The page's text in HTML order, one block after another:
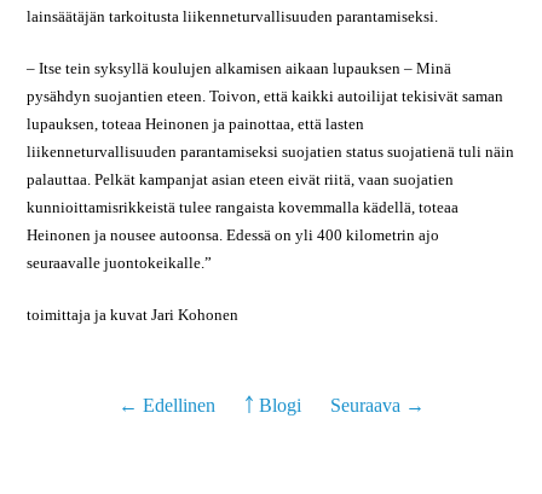
lainsäätäjän tarkoitusta liikenneturvallisuuden parantamiseksi.
– Itse tein syksyllä koulujen alkamisen aikaan lupauksen – Minä
pysähdyn suojantien eteen. Toivon, että kaikki autoilijat tekisivät saman
lupauksen, toteaa Heinonen ja painottaa, että lasten
liikenneturvallisuuden parantamiseksi suojatien status suojatienä tuli näin
palauttaa. Pelkät kampanjat asian eteen eivät riitä, vaan suojatien
kunnioittamisrikkeistä tulee rangaista kovemmalla kädellä, toteaa
Heinonen ja nousee autoonsa. Edessä on yli 400 kilometrin ajo
seuraavalle juontokeikalle.”
toimittaja ja kuvat Jari Kohonen
← Edellinen ￪ Blogi Seuraava →